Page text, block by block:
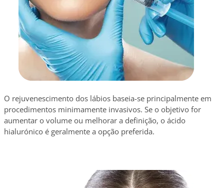
O rejuvenescimento dos lábios baseia-se principalmente em
procedimentos minimamente invasivos. Se o objetivo for
aumentar o volume ou melhorar a definição, o ácido
hialurónico é geralmente a opção preferida.